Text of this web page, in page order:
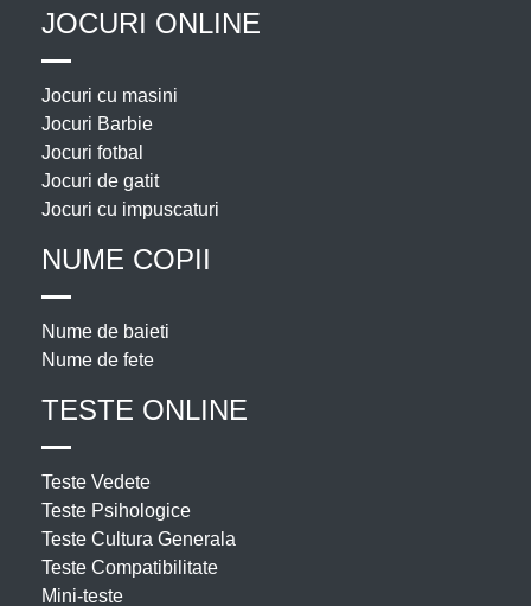
JOCURI ONLINE
Jocuri cu masini
Jocuri Barbie
Jocuri fotbal
Jocuri de gatit
Jocuri cu impuscaturi
NUME COPII
Nume de baieti
Nume de fete
TESTE ONLINE
Teste Vedete
Teste Psihologice
Teste Cultura Generala
Teste Compatibilitate
Mini-teste